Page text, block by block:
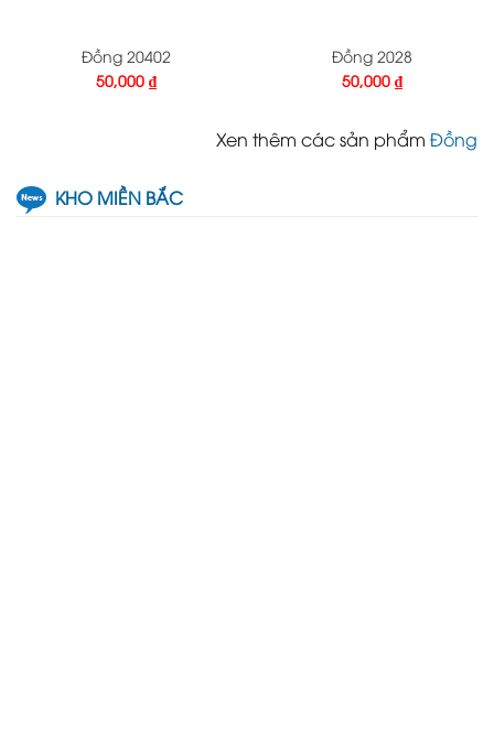
Đồng 20402
50,000 ₫
Đồng 2028
50,000 ₫
Xen thêm các sản phẩm Đồng
KHO MIỀN BẮC